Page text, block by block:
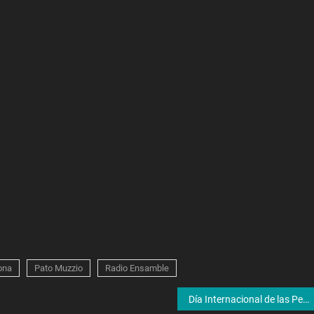
Pato Muzzio Radio Ensamble
Día Internacional de las Personas con Discapacidad: Mujeres lanzan #SomosDeSeAr